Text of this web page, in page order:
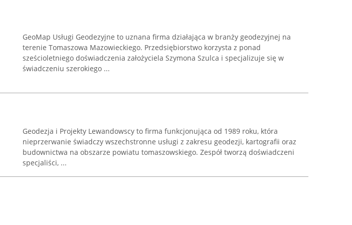
GeoMap Usługi Geodezyjne to uznana firma działająca w branży geodezyjnej na
terenie Tomaszowa Mazowieckiego. Przedsiębiorstwo korzysta z ponad
sześcioletniego doświadczenia założyciela Szymona Szulca i specjalizuje się w
świadczeniu szerokiego ...
Geodezja i Projekty Lewandowscy to firma funkcjonująca od 1989 roku, która
nieprzerwanie świadczy wszechstronne usługi z zakresu geodezji, kartografii oraz
budownictwa na obszarze powiatu tomaszowskiego. Zespół tworzą doświadczeni
specjaliści, ...